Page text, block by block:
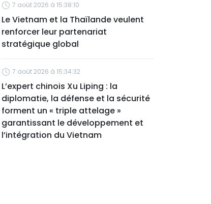
7 août 2026 à 15:38:10
Le Vietnam et la Thaïlande veulent
renforcer leur partenariat
stratégique global
7 août 2026 à 15:34:32
L’expert chinois Xu Liping : la
diplomatie, la défense et la sécurité
forment un « triple attelage »
garantissant le développement et
l’intégration du Vietnam